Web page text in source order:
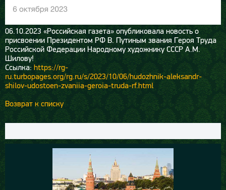
06.10.2023 «Российская газета» опубликовала новость о
присвоении Президентом РФ В. Путиным звания Героя Труда
Российской Федерации Народному художнику СССР А.М.
Шилову!
Ссылка: https://rg-
ru.turbopages.org/rg.ru/s/2023/10/06/hudozhnik-aleksandr-
shilov-udostoen-zvaniia-geroia-truda-rf.html
Возврат к списку